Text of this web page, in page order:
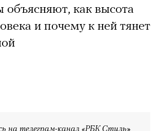
объясняют, как высота
и почему к ней тянет
на телеграм-канал «РБК Стиль»